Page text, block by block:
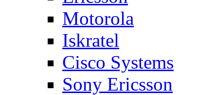
Motorola
Iskratel
Cisco Systems
Sony Ericsson